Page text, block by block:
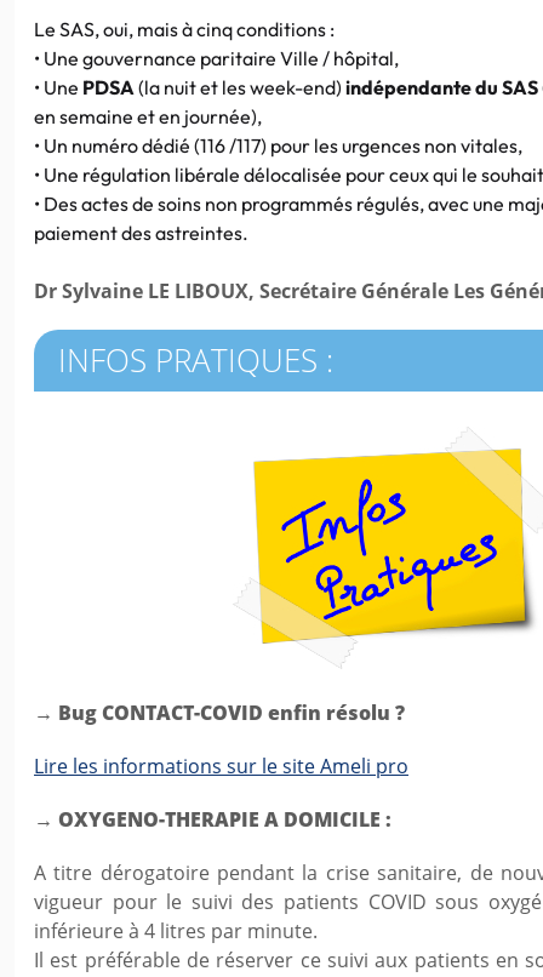
Le SAS, oui, mais à cinq conditions :
• Une gouvernance paritaire Ville / hôpital,
• Une PDSA (la nuit et les week-end) indépendante du SAS
en semaine et en journée),
• Un numéro dédié (116 /117) pour les urgences non vitales,
• Une régulation libérale délocalisée pour ceux qui le
• Des actes de soins non programmés régulés, avec une
paiement des astreintes.
Dr Sylvaine LE LIBOUX, Secrétaire Générale Les
INFOS PRATIQUES :
→ Bug CONTACT-COVID enfin résolu ?
Lire les informations sur le site Ameli pro
→ OXYGENO-THERAPIE A DOMICILE :
A titre dérogatoire pendant la crise sanitaire, de
vigueur pour le suivi des patients COVID sous
inférieure à 4 litres par minute.
Il est préférable de réserver ce suivi aux patients en